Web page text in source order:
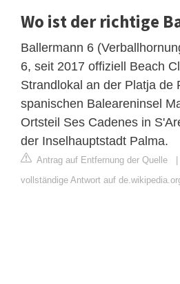
Wo ist der richtige
Ballermann 6
6, seit 2017 offiziell Beach
Strandlokal an der Platja de
spanischen Baleareninsel
Ortsteil Ses Cadenes in
der Inselhauptstadt Palma.
Antrag auf Entfernung der Quelle
vollständige Antwort auf